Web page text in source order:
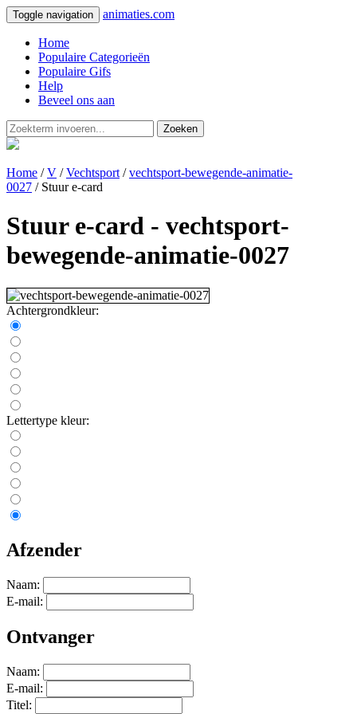
Toggle navigation animaties.com
Home
Populaire Categorieën
Populaire Gifs
Help
Beveel ons aan
Zoeken
Home /V /Vechtsport /vechtsport-bewegende-animatie-
0027 / Stuur e-card
Stuur e-card - vechtsport-
bewegende-animatie-0027
Achtergrondkleur:
Lettertype kleur:
Afzender
Naam:
E-mail:
Ontvanger
Naam:
E-mail:
Titel: